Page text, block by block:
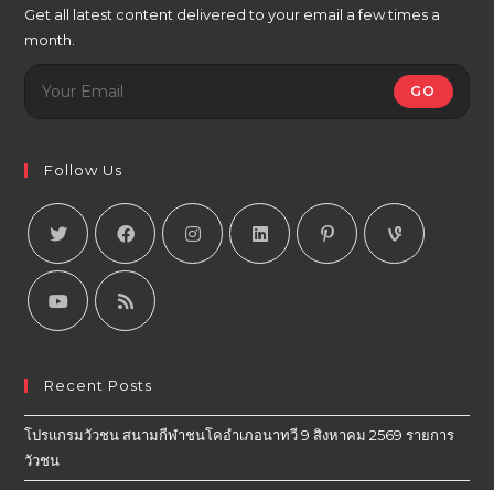
Get all latest content delivered to your email a few times a
month.
GO
Follow Us
Recent Posts
โปรแกรมวัวชน สนามกีฬาชนโคอำเภอนาทวี 9 สิงหาคม 2569 รายการ
วัวชน